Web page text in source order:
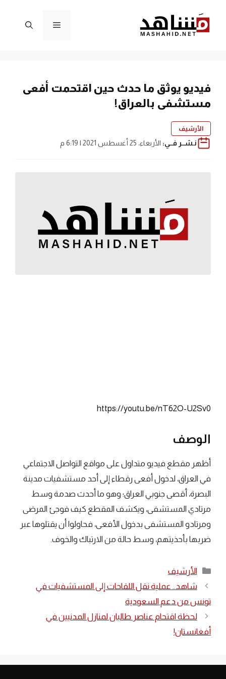
المحتوى
القائمة
فيديو يوثق ما حدث حين اقتحمت أفعى
مستشفى بالعراق!
الأرشيف
نـشــر فــي: الأربعاء، 25 أغسطس 2021 | 6:19 م
https://youtu.be/nT62O-U2Sv0
الوصف
أظهر مقطع فيديو متداول على مواقع التواصل الاجتماعي
في العراق، لدخول أفعى رقطاء إلى أحد مستشفيات مدينة
البصرة، أقصى جنوبي العراق؛ وهو ما أحدث صدمة وسط
مرتادي المستشفى، ويكشف المقطع كيف فوجئ المرضى
ومرتادو المستشفى بدخول الأفعى، فحاولوا أن يقتلوها عبر
ضربها بأحذيتهم، وسط حالة من الارتباك والخوف.
التصنيفات
الأرشيف
شاهد.. عملية نقل اللقاحات إلى المستشفيات في
لحظة اقتحام عناصر طالبان لمنازل المدنيين في
أفغانستان!